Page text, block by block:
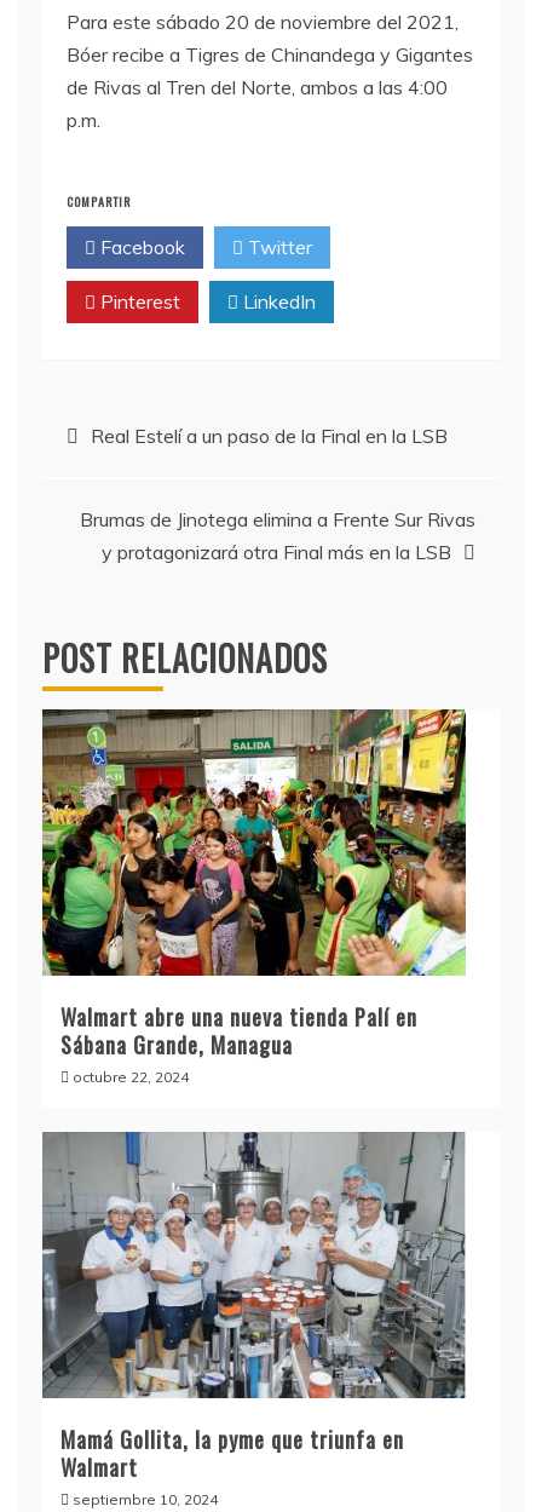
Para este sábado 20 de noviembre del 2021,
Bóer recibe a Tigres de Chinandega y Gigantes
de Rivas al Tren del Norte, ambos a las 4:00
p.m.
COMPARTIR
Facebook Twitter
Pinterest LinkedIn
Navegación
entradas
Real Estelí a un paso de la Final en la LSB
Brumas de Jinotega elimina a Frente Sur Rivas
y protagonizará otra Final más en la LSB
POST RELACIONADOS
Walmart abre una nueva tienda Palí en
Sábana Grande, Managua
octubre 22, 2024
Mamá Gollita, la pyme que triunfa en
Walmart
septiembre 10, 2024